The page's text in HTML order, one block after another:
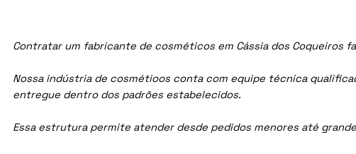
Contratar um fabricante de cosméticos em Cássia dos Coqueiros
Nossa indústria de cosmétioos conta com equipe técnica
entregue dentro dos padrões estabelecidos.
Essa estrutura permite atender desde pedidos menores até